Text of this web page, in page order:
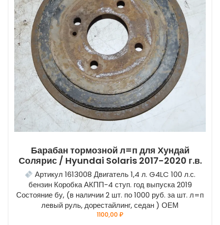
Барабан тормозной л=п для Хундай
Солярис / Hyundai Solaris 2017-2020 г.в.
Артикул 1613008 Двигатель 1,4 л. G4LC 100 л.с.
бензин Коробка АКПП-4 ступ. год выпуска 2019
Состояние бу, (в наличии 2 шт. по 1000 руб. за шт. л=п
левый руль, дорестайлинг, седан ) ОЕМ
1100,00₽